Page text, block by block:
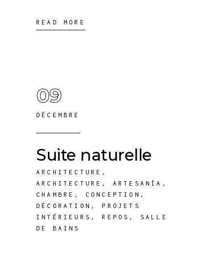
READ MORE
09
DÉCEMBRE
Suite naturelle
ARCHITECTURE ,
ARCHITECTURE , ARTESANÍA ,
CHAMBRE , CONCEPTION ,
DÉCORATION ,PROJETS
INTÉRIEURS ,REPOS , SALLE
DE BAINS